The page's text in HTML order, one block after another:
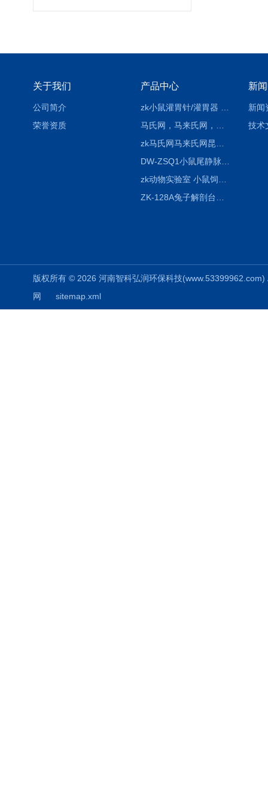
关于我们
公司简介
荣誉资质
产品中心 新
新闻
技术
版权所有 © 2026 河南智科弘润环保科技
网
sitemap.xml